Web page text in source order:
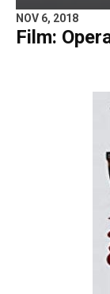
NOV 6, 2018
Film: